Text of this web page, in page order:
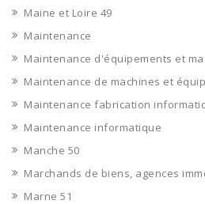
Maine et Loire 49
Maintenance
Maintenance d'équipements et
Maintenance de machines et
Maintenance fabrication
Maintenance informatique
Manche 50
Marchands de biens, agences
Marne 51